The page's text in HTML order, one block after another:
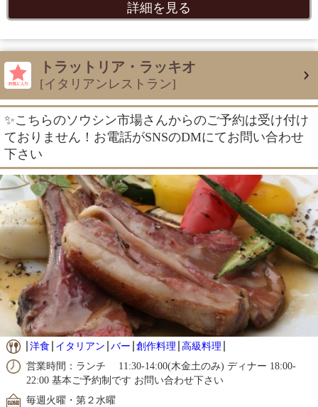
詳細を見る
トラットリア・ラッキオ
[イタリアンレストラン]
✨こちらのソウシン市場さんからのご予約は受け付け
ておりません！お電話がSNSのDMにてお問い合わせ
下さい
洋食 イタリアン バー 創作料理 高級料理
営業時間：ランチ 11:30-14:00(木金土のみ) ディナー 18:00-
22:00 基本ご予約制です お問い合わせ下さい
毎週火曜・第２水曜